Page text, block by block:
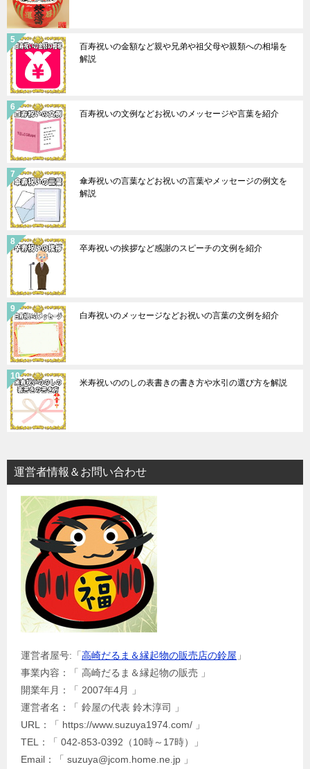
百寿祝いの金額など親や兄弟や祖父母や親類への相場を
解説
百寿祝いの文例などお祝いのメッセージや言葉を紹介
傘寿祝いの言葉などお祝いの言葉やメッセージの例文を
解説
卒寿祝いの挨拶など感謝のスピーチの文例を紹介
白寿祝いのメッセージなどお祝いの言葉の文例を紹介
米寿祝いののしの表書きの書き方や水引の選び方を解説
運営者情報＆お問い合わせ
運営者屋号:「 高崎だるま＆縁起物の販売店の鈴屋 」
事業内容：「 高崎だるま＆縁起物の販売 」
開業年月：「 2007年4月 」
運営者名：「 鈴屋の代表 鈴木淳司 」
URL：「 https://www.suzuya1974.com/ 」
TEL：「 042-853-0392（10時～17時）」
Email：「 suzuya@jcom.home.ne.jp 」